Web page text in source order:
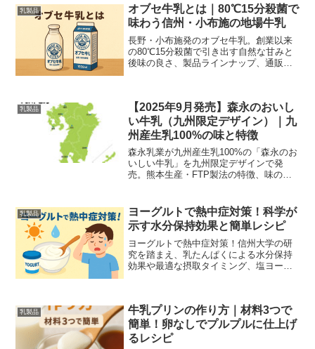
乳製品
オブセ牛乳とは｜80℃15分殺菌で
味わう信州・小布施の地場牛乳
長野・小布施発のオブセ牛乳。創業以来
の80℃15分殺菌で引き出す自然な甘みと
後味の良さ、製品ラインナップ、通販や
乳製品
【2025年9月発売】森永のおいし
い牛乳（九州限定デザイン）｜九
州産生乳100%の味と特徴
森永乳業が九州産生乳100%の「森永のお
いしい牛乳」を九州限定デザインで発
売。熊本生産・FTP製法の特徴、味の違
乳製品
ヨーグルトで熱中症対策！科学が
示す水分保持効果と簡単レシピ
ヨーグルトで熱中症対策！信州大学の研
究を踏まえ、乳たんぱくによる水分保持
効果や最適な摂取タイミング、塩ヨーグ
乳製品
牛乳プリンの作り方｜材料3つで
簡単！卵なしでプルプルに仕上げ
るレシピ